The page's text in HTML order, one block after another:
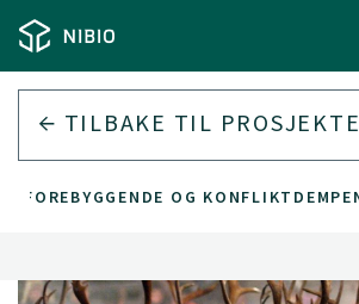
TILBAKE TIL
FOREBYGGENDE OG